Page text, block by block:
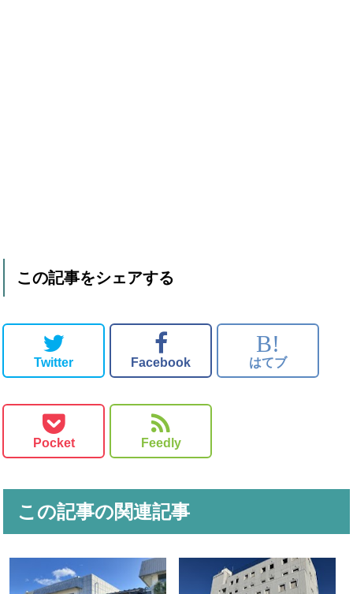
この記事をシェアする
Twitter Facebook
B!
はてブ
Pocket Feedly
この記事の関連記事